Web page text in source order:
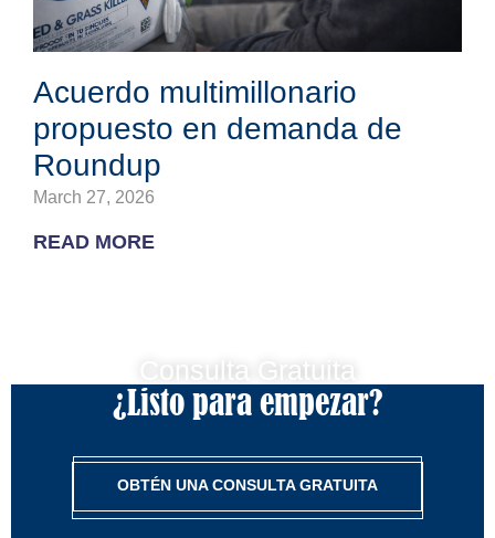
Acuerdo multimillonario
propuesto en demanda de
Roundup
March 27, 2026
READ MORE
Consulta Gratuita
¿Listo para empezar?
OBTÉN UNA CONSULTA GRATUITA